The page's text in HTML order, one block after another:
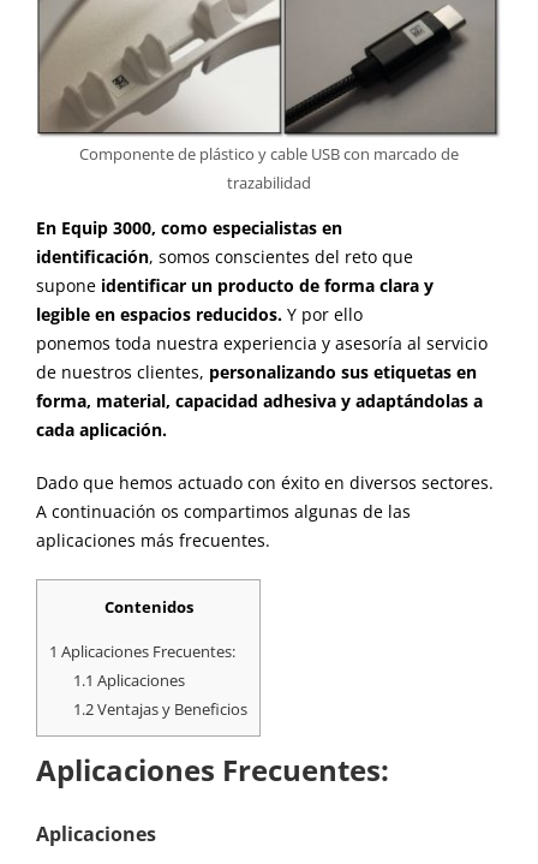
Componente de plástico y cable USB con marcado de
trazabilidad
En Equip 3000, como especialistas en
identificación, somos conscientes del reto que
supone identificar un producto de forma clara y
legible en espacios reducidos. Y por ello
ponemos toda nuestra experiencia y asesoría al servicio
de nuestros clientes, personalizando sus etiquetas en
forma, material, capacidad adhesiva y adaptándolas a
cada aplicación.
Dado que hemos actuado con éxito en diversos sectores.
A continuación os compartimos algunas de las
aplicaciones más frecuentes.
Contenidos
1 Aplicaciones Frecuentes:
1.1 Aplicaciones
1.2Ventajas y Beneficios
Aplicaciones Frecuentes:
Aplicaciones